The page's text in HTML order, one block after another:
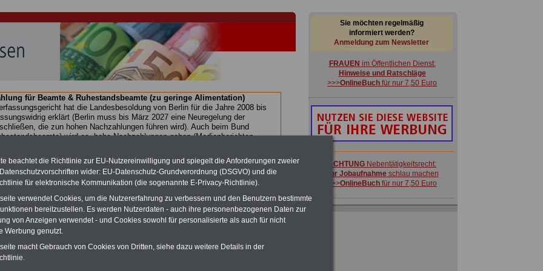
für Beamte & Ruhestandsbeamte (zu geringe Alimentation)
hat die Landesbesoldung von Berlin für die Jahre 2008 bis
erklärt (Berlin muss bis März 2027 eine Neuregelung der
die zun hohen Nachzahlungen führen wird). Auch beim Bund
wird es hohe Nachzahlungen geben (Medienberichten
hierzu eine Broschüre heraus, die unmittelbar nach dem Beschluss des
der Bundesregierung vorgelegt wird (wahrscheinlich im Quartal.2026
der Broschüre.
ab 01.04.2023
mit drei Ratgebern für nur
für Beamtinnen
versorgungsrecht
wichtigen Themen für Beamte und dem Öff.
Sie möchten regelmäßig
informiert werden?
Anmeldung zum Newsletter
FRAUEN im Öffentlichen Dienst:
Hinweise und Ratschläge
>>>OnlineBuch für nur 7,50 Euro
ACHTUNG Nebentätigkeitsrecht:
vor Jobaufnahmeschlau machen
>>>OnlineBuch für nur 7,50 Euro
beachtet die Richtlinie zur EU-Nutzereinwilligung und spiegelt die Anforderungen zweier
wider: EU-Datenschutz-Grundverordnung (DSGVO) und die
für elektronische Kommunikation (die sogenannte E-Privacy-Richtlinie).
verwendet Cookies, um die Nutzererfahrung zu verbessern und den Benutzern bestimmte
bereitzustellen. Es werden Nutzerdaten - auch ihre personenbezogenen Daten zur
von Anzeigen verwendet - und Cookies sowohl für personalisierte als auch für nicht
Werbung genutzt.
macht Gebrauch von Cookies von Dritten, siehe dazu weitere Details in der